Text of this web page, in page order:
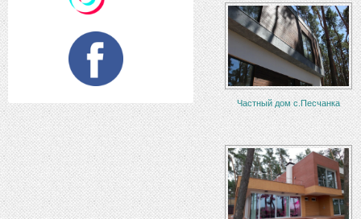
Частный дом с.Песчанка